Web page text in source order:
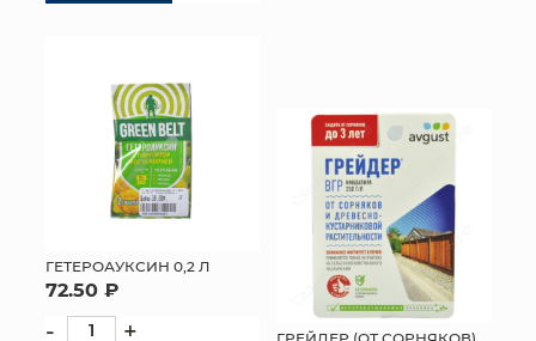
ГЕТЕРОАУКСИН 0,2 Л
72.50 ₽
- +